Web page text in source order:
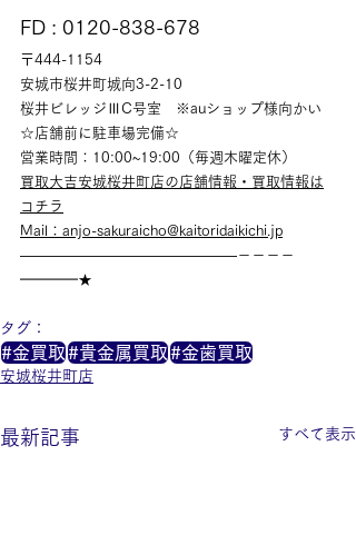
FD : 0120-838-678
〒444-1154
安城市桜井町城向3-2-10
桜井ビレッジⅢC号室　※auショップ様向かい
☆店舗前に駐車場完備☆
営業時間：10:00~19:00（毎週木曜定休）
買取大吉安城桜井町店の店舗情報・買取情報は
コチラ
Mail：anjo-sakuraicho@kaitoridaikichi.jp
———————————————－－－－
━━━━★
タグ：
#金買取#貴金属買取#金歯買取
安城桜井町店
最新記事 すべて表示